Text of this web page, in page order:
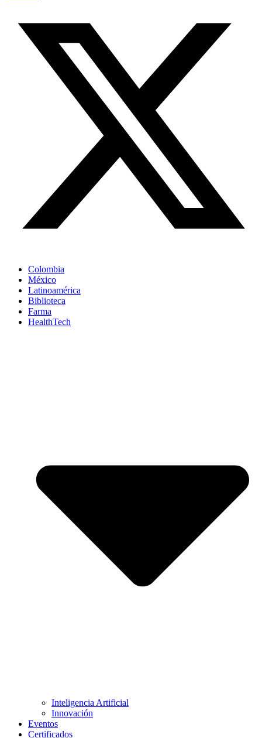
Colombia
México
Latinoamérica
Biblioteca
Farma
HealthTech
Inteligencia Artificial
Innovación
Eventos
Certificados